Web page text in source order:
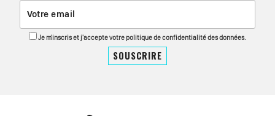
Je m'inscris et j'accepte votre politique de confidentialité des données.